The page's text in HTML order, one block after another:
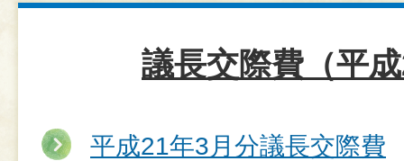
議長交際費（平
平成21年3月分議長交際費